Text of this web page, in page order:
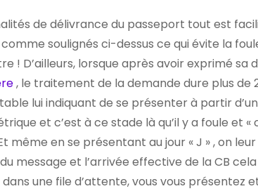
de délivrance du passeport tout est
soulignés ci-dessus ce qui évite la
! D’ailleurs, lorsque après avoir exprimé
, le traitement de la demande dure plus de
lui indiquant de se présenter à partir
et c’est à ce stade là qu’il y a foule et
même en se présentant au jour « J » , on
message et l’arrivée effective de la CB
une file d’attente, vous vous présentez